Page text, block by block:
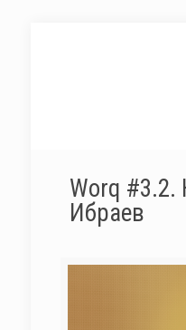
Worq #3.2.
Ибраев